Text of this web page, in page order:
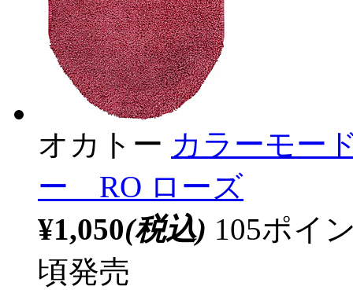
オカトー カラーモー
ー RO ローズ
¥1,050(税込) 105ポイ
頃発売